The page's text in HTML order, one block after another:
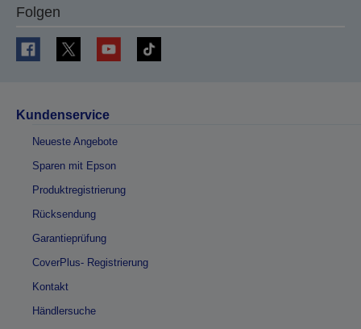
Folgen
Kundenservice
Neueste Angebote
Sparen mit Epson
Produktregistrierung
Rücksendung
Garantieprüfung
CoverPlus- Registrierung
Kontakt
Händlersuche